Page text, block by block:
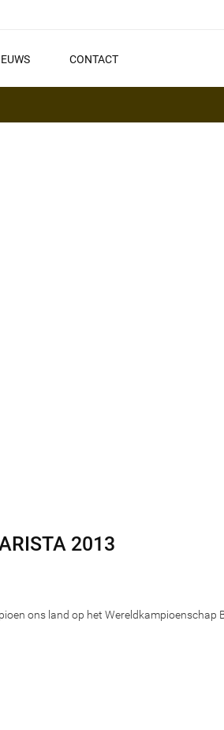
CONTACT
2013
ons land op het Wereldkampioenschap